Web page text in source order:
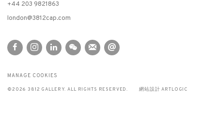
+44 203 9821863
london@3812cap.com
MANAGE COOKIES
©2026 3812 GALLERY. ALL RIGHTS RESERVED. 網站設計 ARTLOGIC